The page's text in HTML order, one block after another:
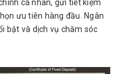
cá nhân, gửi tiết kiệm
ưu tiên hàng đầu. Ngân
bật và dịch vụ chăm sóc